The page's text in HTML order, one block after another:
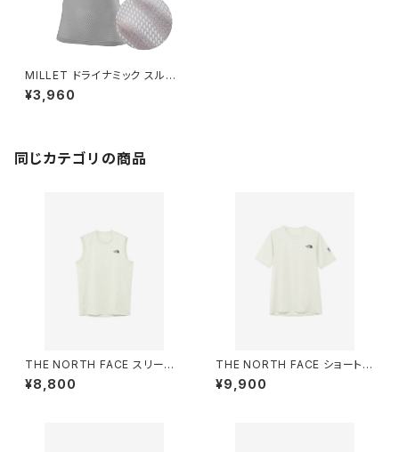
MILLET ドライナミック スルー
タンク WOMEN シルバー
¥3,960
同じカテゴリの商品
THE NORTH FACE スリーブ
レスドライドットライトクルー（メ
ンズ）グレイッシュホワイト
¥8,800
THE NORTH FACE ショートス
リーブドライドットライトクルー
（メンズ）グレイッシュホワイト
¥9,900